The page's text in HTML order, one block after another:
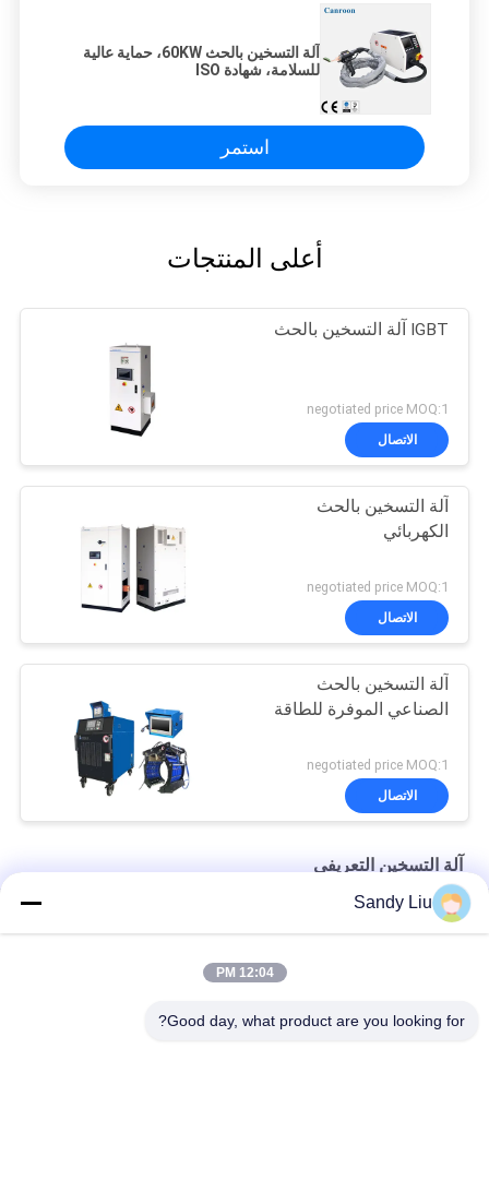
آلة التسخين بالحث 60KW، حماية عالية
للسلامة، شهادة ISO
استمر
أعلى المنتجات
IGBT آلة التسخين بالحث
negotiated price MOQ:1
الاتصال
آلة التسخين بالحث
الكهربائي
negotiated price MOQ:1
الاتصال
آلة التسخين بالحث
الصناعي الموفرة للطاقة
negotiated price MOQ:1
الاتصال
آلة التسخين التعريفي
ماكينة تسخين حثي محمولة ذكية محمولة 380 فولت حسب الطلب
Sandy Liu
12:04 PM
Good day, what product are you looking for?